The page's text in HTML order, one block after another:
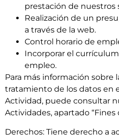
prestación de nuestros
Realización de un
a través de la web.
Control horario de
Incorporar el
empleo.
Para más información sobre
tratamiento de los datos en
Actividad, puede consultar
Actividades, apartado “Fines
Derechos: Tiene derecho a